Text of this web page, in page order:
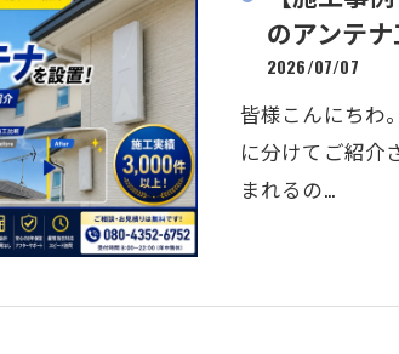
のアンテ
2026/07/07
皆様こんにちわ
に分けてご紹介
まれるの…